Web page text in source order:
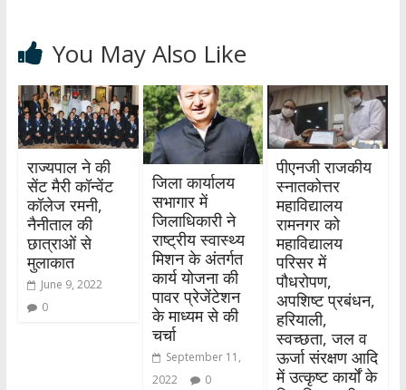
You May Also Like
राज्यपाल ने की
सेंट मैरी कॉन्वेंट
कॉलेज रमनी,
नैनीताल की
छात्राओं से
मुलाकात
June 9, 2022
0
जिला कार्यालय
सभागार में
जिलाधिकारी ने
राष्ट्रीय स्वास्थ्य
मिशन के अंतर्गत
कार्य योजना की
पावर प्रेजेंटेशन
के माध्यम से की
चर्चा
September 11,
2022
0
पीएनजी राजकीय
स्नातकोत्तर
महाविद्यालय
रामनगर को
महाविद्यालय
परिसर में
पौधरोपण,
अपशिष्ट प्रबंधन,
हरियाली,
स्वच्छता, जल व
ऊर्जा संरक्षण आदि
में उत्कृष्ट कार्यों के